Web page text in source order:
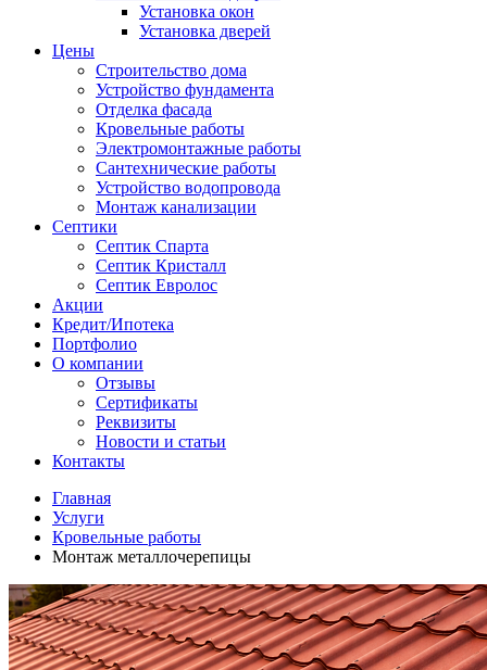
Установка окон
Установка дверей
Цены
Строительство дома
Устройство фундамента
Отделка фасада
Кровельные работы
Электромонтажные работы
Сантехнические работы
Устройство водопровода
Монтаж канализации
Септики
Септик Спарта
Септик Кристалл
Септик Евролос
Акции
Кредит/Ипотека
Портфолио
О компании
Отзывы
Сертификаты
Реквизиты
Новости и статьи
Контакты
Главная
Услуги
Кровельные работы
Монтаж металлочерепицы